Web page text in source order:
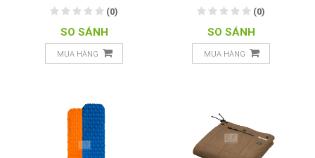
(0)
SO SÁNH
MUA HÀNG
(0)
SO SÁNH
MUA HÀNG